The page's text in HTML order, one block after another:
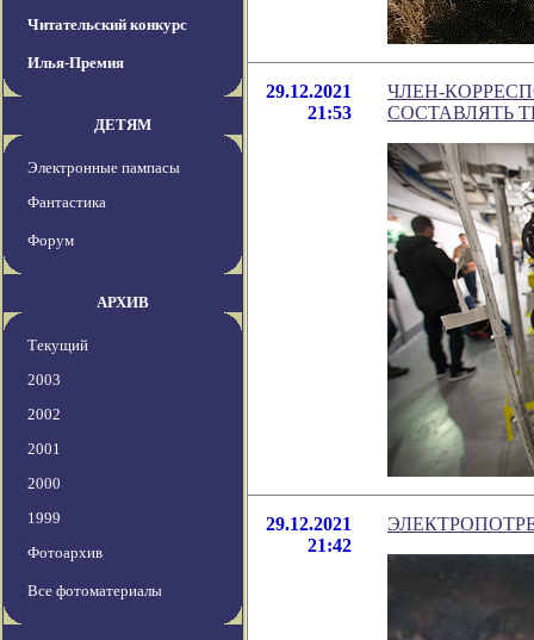
Читательский конкурс
Илья-Премия
ДЕТЯМ
Электронные пампасы
Фантастика
Форум
АРХИВ
Текущий
2003
2002
2001
2000
1999
Фотоархив
Все фотоматериалы
29.12.2021
21:53
ЧЛЕН-
СОСТАВЛЯТЬ
29.12.2021
21:42